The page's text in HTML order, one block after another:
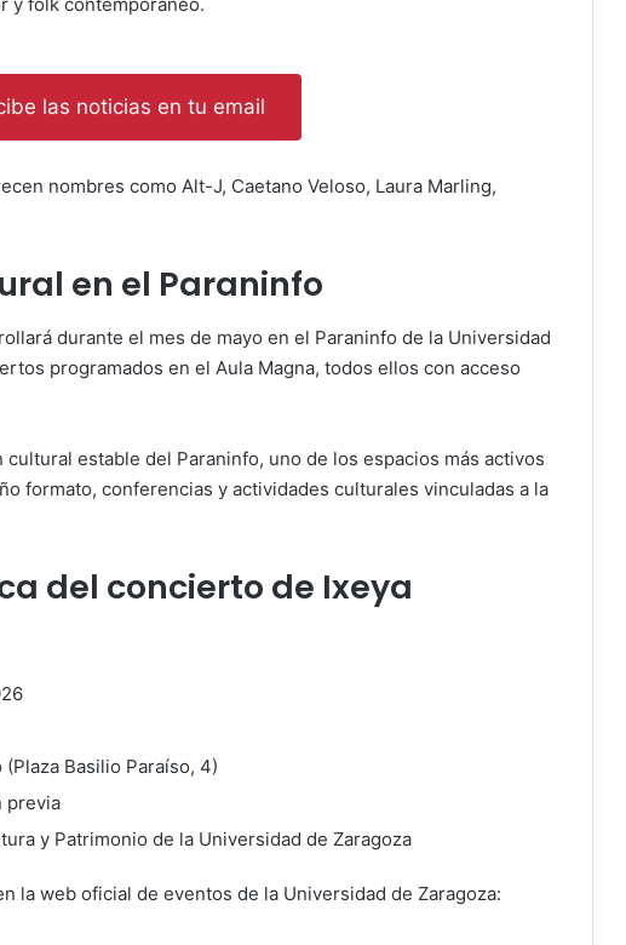
las noticias en tu email
nombres como Alt-J, Caetano Veloso, Laura Marling,
en el Paraninfo
durante el mes de mayo en el Paraninfo de la Universidad
programados en el Aula Magna, todos ellos con acceso
estable del Paraninfo, uno de los espacios más activos
formato, conferencias y actividades culturales vinculadas a la
del concierto de Ixeya
Basilio Paraíso, 4)
previa
y Patrimonio de la Universidad de Zaragoza
la web oficial de eventos de la Universidad de Zaragoza: